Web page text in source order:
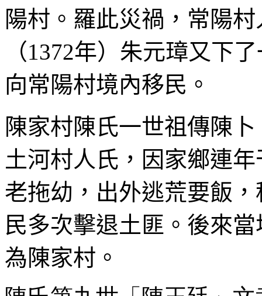
陽村。羅此災禍，常陽
（1372年）朱元璋又下
向常陽村境內移民。
陳家村陳氏一世祖傳陳
土河村人氏，因家鄉連
老拖幼，出外逃荒要飯
民多次擊退土匪。後來
為陳家村。